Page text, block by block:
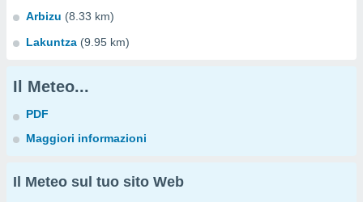
Arbizu (8.33 km)
Lakuntza (9.95 km)
Il Meteo...
PDF
Maggiori informazioni
Il Meteo sul tuo sito Web